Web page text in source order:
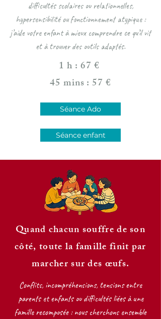
difficultés scolaires ou relationnelles,
hypersensibilité ou fonctionnement atypique :
j’aide votre enfant à mieux comprendre ce qu’il vit
et à trouver des outils adaptés.
1 h : 67 €
45 mins : 57 €
Séance Ado
Séance enfant
Quand chacun souffre de son
côté, toute la famille finit par
marcher sur des œufs.
Conflits, incompréhensions, tensions entre
parents et enfants ou difficultés liées à une
famille recomposée : nous cherchons ensemble